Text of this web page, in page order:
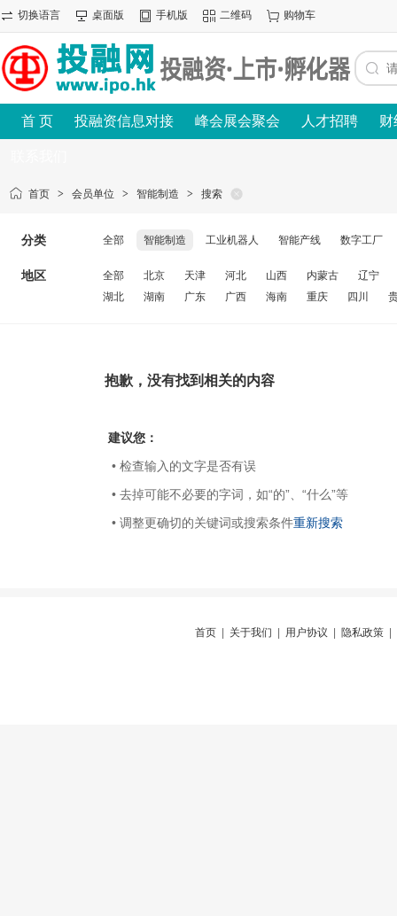
切换语言 桌面版 手机版 二维码 购物车
首 页 投融资信息对接 峰会展会聚会 人才招聘 财
首页 > 会员单位 > 智能制造 > 搜索
分类 全部 智能制造 工业机器人 智能产线 数字工厂
地区 全部 北京 天津 河北 山西 内蒙古
辽宁
湖北
湖南 广东 广西 海南 重庆 四川
抱歉，没有找到相关的内容
建议您：
• 检查输入的文字是否有误
• 去掉可能不必要的字词，如“的”、“什么”等
• 调整更确切的关键词或搜索条件重新搜索
首页 关于我们 用户协议 隐私政策